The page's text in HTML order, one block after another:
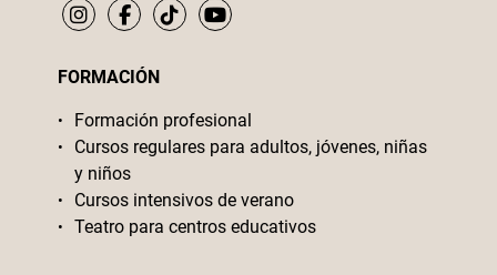
FORMACIÓN
Formación profesional
Cursos regulares para adultos, jóvenes, niñas
y niños
Cursos intensivos de verano
Teatro para centros educativos